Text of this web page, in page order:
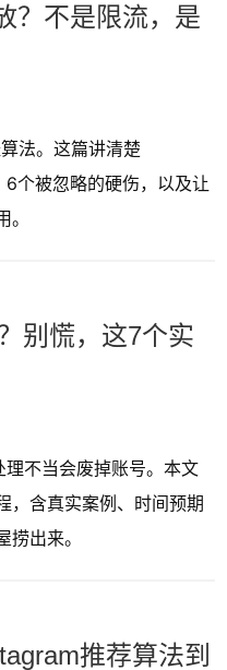
？不是限流，是
法。这篇讲清楚
个被忽略的硬伤，以及让
别慌，这7个实
不当会废掉账号。本文
，含真实案例、时间预期
出来。
推荐算法到